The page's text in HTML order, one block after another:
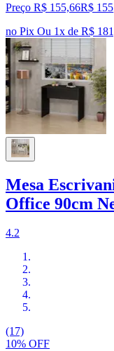
Preço R$ 155,66R$ 155
no Pix Ou 1x de R$
Mesa
Office 90cm
4.2
(17)
10% OFF